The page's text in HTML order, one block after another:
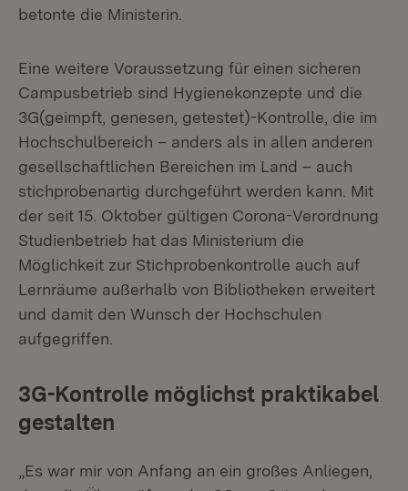
betonte die Ministerin.
Eine weitere Voraussetzung für einen sicheren
Campusbetrieb sind Hygiene­konzepte und die
3G(geimpft, genesen, getestet)-Kontrolle, die im
Hochschulbereich – anders als in allen anderen
gesellschaftlichen Bereichen im Land – auch
stichprobenartig durch­geführt werden kann. Mit
der seit 15. Oktober gültigen Corona-Verordnung
Studien­betrieb hat das Ministerium die
Möglichkeit zur Stich­probenkontrolle auch auf
Lernräume außerhalb von Bibliotheken erweitert
und damit den Wunsch der Hochschulen
aufgegriffen.
3G-Kontrolle möglichst praktikabel
gestalten
„Es war mir von Anfang an ein großes Anliegen,